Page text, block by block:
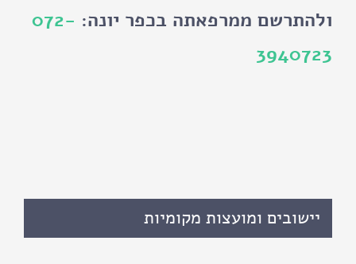
ולהתרשם ממרפאתה בכפר יונה: 072-
3940723
יישובים ומועצות מקומיות